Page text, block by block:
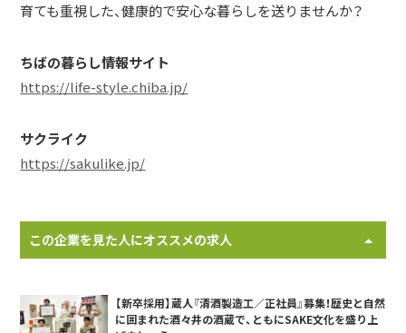
育ても重視した、健康的で安心な暮らしを送りませんか？
ちばの暮らし情報サイト
https://life-style.chiba.jp/
サクライク
https://sakulike.jp/
この企業を見た人にオススメの求人
【新卒採用】蔵人『清酒製造工／正社員』募集！歴史と自然
に囲まれた酒々井の酒蔵で、ともにSAKE文化を盛り上